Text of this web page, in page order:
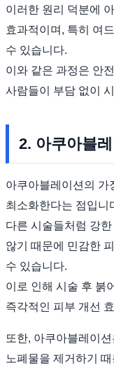
이러한 원리 덕분에
효과적이며, 특히 여
수 있습니다.
이와 같은 과정은 안
사람들이 부담 없이
2. 아쿠아블
아쿠아블레이션의 가
최소화한다는 점입니
다른 시술들처럼 강
않기 때문에 민감한
수 있습니다.
이로 인해 시술 후 붉
즉각적인 피부 개선
또한, 아쿠아블레이
노폐물을 제거하기